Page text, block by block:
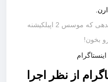
اگه دوست داری بدونی حسام آرمندهی که موسس 2 اپبلکیشنه
بخون!
از نظر اجرا